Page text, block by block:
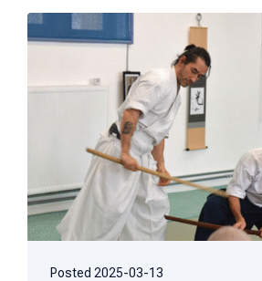
Posted 2025-03-13